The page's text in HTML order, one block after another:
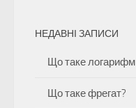
НЕДАВНІ ЗАПИСИ
Що таке логарифм
Що таке фрегат?